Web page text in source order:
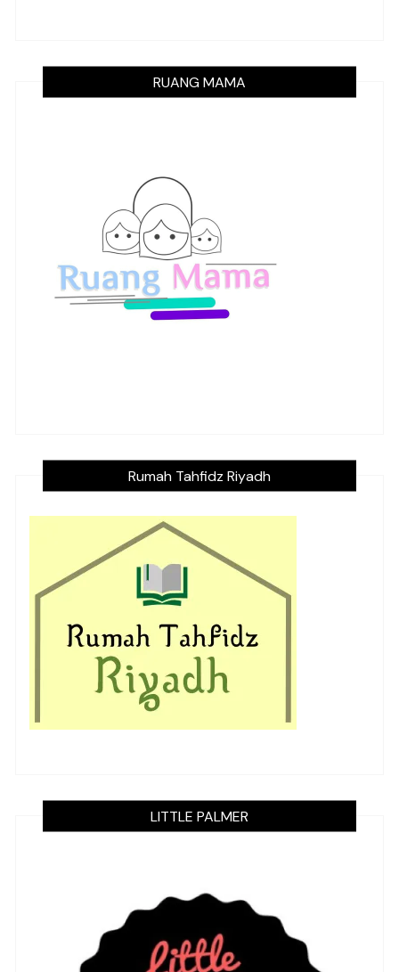
RUANG MAMA
Rumah Tahfidz Riyadh
LITTLE PALMER